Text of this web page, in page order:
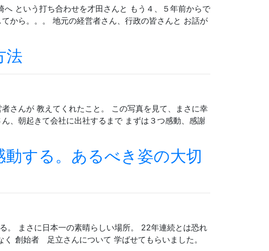
という打ち合わせを才田さんと もう４、５年前からで
から。。。 地元の経営者さん、行政の皆さんと お話が
法
さんが 教えてくれたこと。 この写真を見て、まさに幸
、朝起きて会社に出社するまで まずは３つ感動、感謝
する。あるべき姿の大切
。 まさに日本一の素晴らしい場所。 22年連続とは恐れ
創始者 足立さんについて 学ばせてもらいました。